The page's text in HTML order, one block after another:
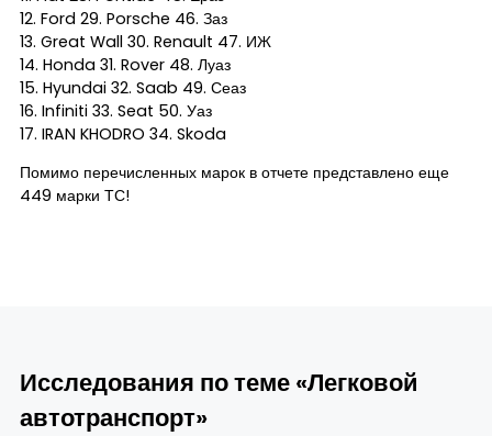
12. Ford 29. Porsche 46. Заз
13. Great Wall 30. Renault 47. ИЖ
14. Honda 31. Rover 48. Луаз
15. Hyundai 32. Saab 49. Сеаз
16. Infiniti 33. Seat 50. Уаз
17. IRAN KHODRO 34. Skoda
Помимо перечисленных марок в отчете представлено еще
449 марки ТС!
Исследования по теме «Легковой
автотранспорт»